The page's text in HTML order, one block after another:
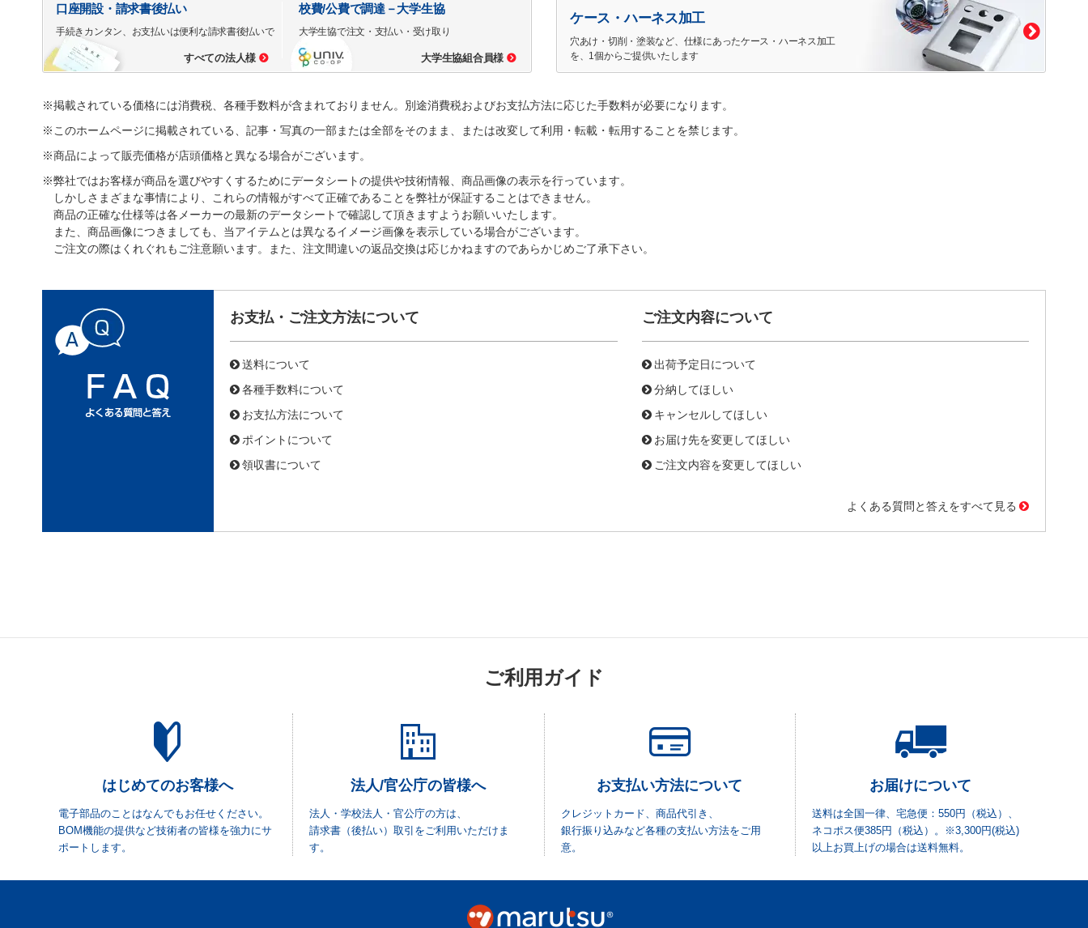
口座開設・請求書後払い
手続きカンタン、お支払いは便利な請求書後払いで
すべての法人様
校費/公費で調達－大学生協
大学生協で注文・支払い・受け取り
大学生協組合員様
ケース・ハーネス加工
穴あけ・切削・塗装など、仕様にあったケース・ハーネス加工
を、1個からご提供いたします
※掲載されている価格には消費税、各種手数料が含まれておりません。別途消費税およびお支払方法に応じた手数料が必要になります。
※このホームページに掲載されている、記事・写真の一部または全部をそのまま、または改変して利用・転載・転用することを禁じます。
※商品によって販売価格が店頭価格と異なる場合がございます。
※弊社ではお客様が商品を選びやすくするためにデータシートの提供や技術情報、商品画像の表示を行っています。
しかしさまざまな事情により、これらの情報がすべて正確であることを弊社が保証することはできません。
商品の正確な仕様等は各メーカーの最新のデータシートで確認して頂きますようお願いいたします。
また、商品画像につきましても、当アイテムとは異なるイメージ画像を表示している場合がございます。
ご注文の際はくれぐれもご注意願います。また、注文間違いの返品交換は応じかねますのであらかじめご了承下さい。
お支払・ご注文方法について
送料について
各種手数料について
お支払方法について
ポイントについて
領収書について
ご注文内容について
出荷予定日について
分納してほしい
キャンセルしてほしい
お届け先を変更してほしい
ご注文内容を変更してほしい
よくある質問と答えをすべて見る
ご利用ガイド
はじめてのお客様へ
電子部品のことはなんでもお任せください。
BOM機能の提供など技術者の皆様を強力にサ
ポートします。
法人/官公庁の皆様へ
法人・学校法人・官公庁の方は、
請求書（後払い）取引をご利用いただけま
す。
お支払い方法について
クレジットカード、商品代引き、
銀行振り込みなど各種の支払い方法をご用
意。
お届けについて
送料は全国一律、宅急便：550円（税込）、
ネコポス便385円（税込）。※3,300円(税込)
以上お買上げの場合は送料無料。